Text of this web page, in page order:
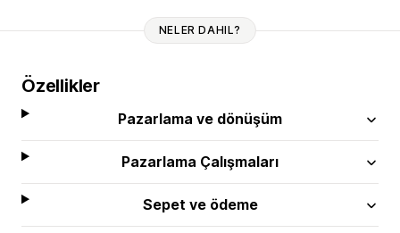
NELER DAHIL?
Özellikler
Pazarlama ve dönüşüm
Pazarlama Çalışmaları
Sepet ve ödeme